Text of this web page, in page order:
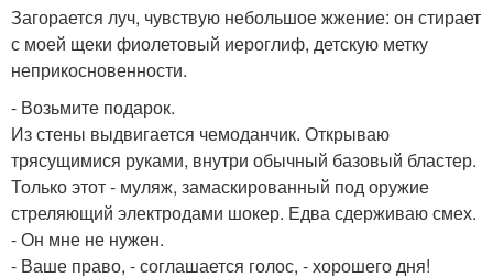
Загорается луч, чувствую небольшое жжение: он стирает
с моей щеки фиолетовый иероглиф, детскую метку
неприкосновенности.
- Возьмите подарок.
Из стены выдвигается чемоданчик. Открываю
трясущимися руками, внутри обычный базовый бластер.
Только этот - муляж, замаскированный под оружие
стреляющий электродами шокер. Едва сдерживаю смех.
- Он мне не нужен.
- Ваше право, - соглашается голос, - хорошего дня!